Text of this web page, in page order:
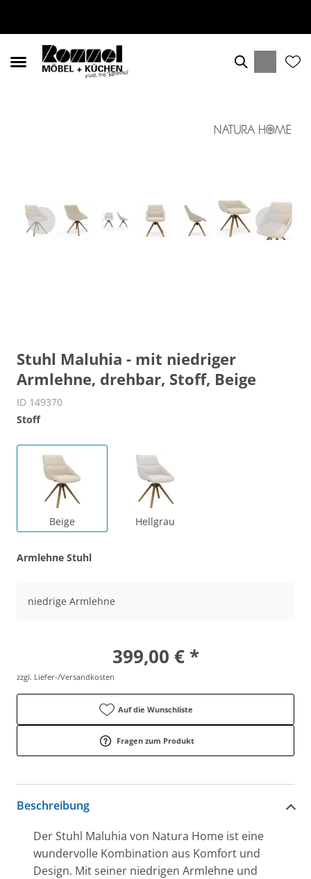
Stuhl Maluhia - mit niedriger
Armlehne, drehbar, Stoff, Beige
ID 149370
Stoff
Beige Hellgrau
Armlehne Stuhl
niedrige Armlehne
399,00 € *
zzgl. Liefer-/Versandkosten
Auf die Wunschliste
Fragen zum Produkt
Beschreibung
Der Stuhl Maluhia von Natura Home ist eine
wundervolle Kombination aus Komfort und
Design. Mit seiner niedrigen Armlehne und